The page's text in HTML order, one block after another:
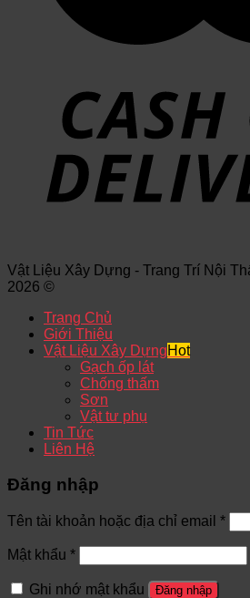
Vật Liệu Xây Dựng - Trang Trí Nội
2026 ©
Trang Chủ
Giới Thiệu
Vật Liệu Xây Dựng
Gạch ốp lát
Chống thấm
Sơn
Vật tư phụ
Tin Tức
Liên Hệ
Đăng nhập
Tên tài khoản hoặc địa chỉ email *
Mật khẩu *
Ghi nhớ mật khẩu Đăng nhập